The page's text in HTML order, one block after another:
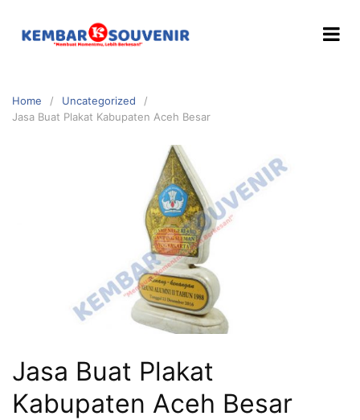
Home
Uncategorized
Jasa Buat Plakat Kabupaten Aceh Besar
Jasa Buat Plakat
Kabupaten Aceh Besar